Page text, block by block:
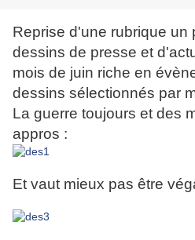
Reprise d'une rubrique un
dessins de presse et
mois de juin riche en
dessins sélectionnés par
La guerre toujours et des
appros :
Et vaut mieux pas être